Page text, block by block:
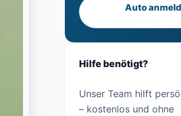
Auto
Hilfe benötigt?
Unser Team hilft
– kostenlos und ohne